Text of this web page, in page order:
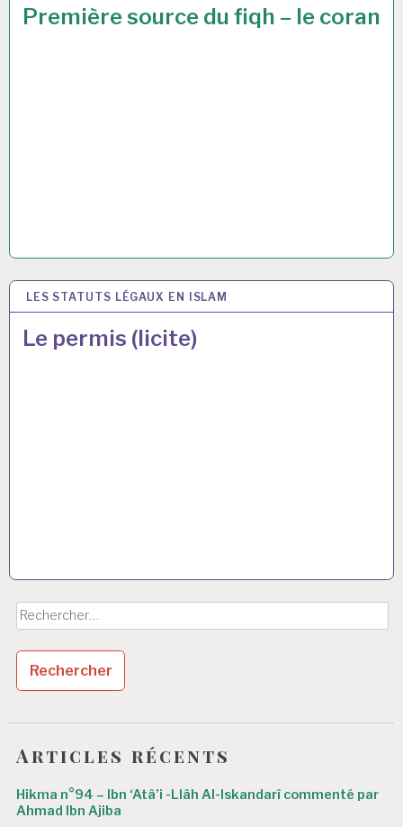
Première source du fiqh – le coran
LES STATUTS LÉGAUX EN ISLAM
Le permis (licite)
16 MAR 2017
Rechercher :
Articles récents
Hikma n°94 – Ibn ‘Atâ’i -Llâh Al-Iskandarî commenté par
Ahmad Ibn Ajiba